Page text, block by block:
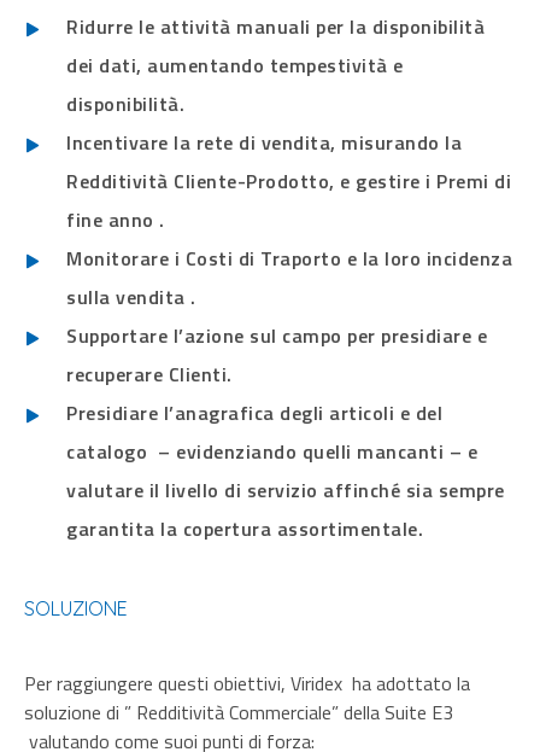
Ridurre le attività manuali per la disponibilità
dei dati, aumentando tempestività e
disponibilità.
Incentivare la rete di vendita, misurando la
Redditività Cliente-Prodotto, e gestire i Premi di
fine anno .
Monitorare i Costi di Traporto e la loro incidenza
sulla vendita .
Supportare l’azione sul campo per presidiare e
recuperare Clienti.
Presidiare l’anagrafica degli articoli e del
catalogo – evidenziando quelli mancanti – e
valutare il livello di servizio affinché sia sempre
garantita la copertura assortimentale.
SOLUZIONE
Per raggiungere questi obiettivi, Viridex ha adottato la
soluzione di ” Redditività Commerciale” della Suite E3
valutando come suoi punti di forza: